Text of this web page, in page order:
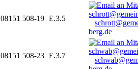
08151 508-19 E.3.5
berg.de
08151 508-23 E.3.7